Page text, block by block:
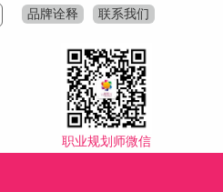
品牌诠释 联系我们
职业规划师微信